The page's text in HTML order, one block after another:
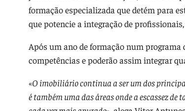
formação especializada que detém para
que potencie a integração de
Após um ano de formação num
competências e poderão assim integrar
«O imobiliário continua a ser um dos
é também uma das áreas onde a escassez